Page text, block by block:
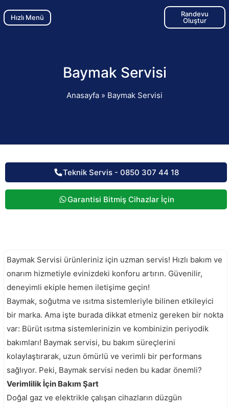
Hızlı Menü
Randevu
Oluştur
Baymak Servisi
Anasayfa » Baymak Servisi
Teknik Servis - 0850 307 44 18
Garantisi Bitmiş Cihazlar İçin
Baymak Servisi ürünleriniz için uzman servis! Hızlı bakım ve
onarım hizmetiyle evinizdeki konforu artırın. Güvenilir,
deneyimli ekiple hemen iletişime geçin!
Baymak, soğutma ve ısıtma sistemleriyle bilinen etkileyici
bir marka. Ama işte burada dikkat etmeniz gereken bir nokta
var: Bürüt ısıtma sistemlerinizin ve kombinizin periyodik
bakımları! Baymak servisi, bu bakım süreçlerini
kolaylaştırarak, uzun ömürlü ve verimli bir performans
sağlıyor. Peki, Baymak servisi neden bu kadar önemli?
Verimlilik İçin Bakım Şart
Doğal gaz ve elektrikle çalışan cihazların düzgün